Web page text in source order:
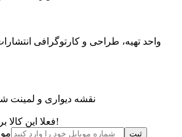
واحد تهیه، طراحی و کارتوگرافی
نقشه دیواری و لمینت
فعلا این کالا برای خرید موجود نیست!
ثبت‌